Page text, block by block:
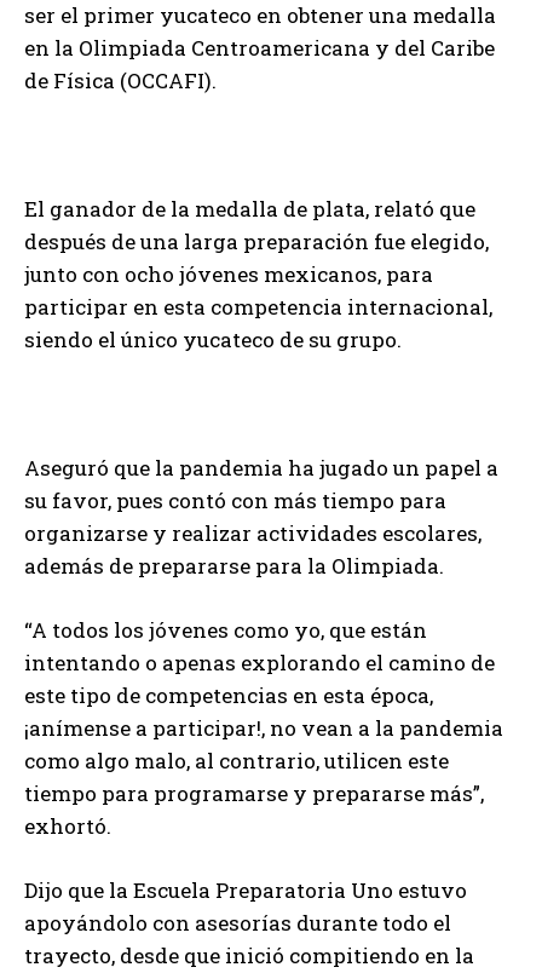
ser el primer yucateco en obtener una medalla
en la Olimpiada Centroamericana y del Caribe
de Física (OCCAFI).
El ganador de la medalla de plata, relató que
después de una larga preparación fue elegido,
junto con ocho jóvenes mexicanos, para
participar en esta competencia internacional,
siendo el único yucateco de su grupo.
Aseguró que la pandemia ha jugado un papel a
su favor, pues contó con más tiempo para
organizarse y realizar actividades escolares,
además de prepararse para la Olimpiada.
“A todos los jóvenes como yo, que están
intentando o apenas explorando el camino de
este tipo de competencias en esta época,
¡anímense a participar!, no vean a la pandemia
como algo malo, al contrario, utilicen este
tiempo para programarse y prepararse más”,
exhortó.
Dijo que la Escuela Preparatoria Uno estuvo
apoyándolo con asesorías durante todo el
trayecto, desde que inició compitiendo en la